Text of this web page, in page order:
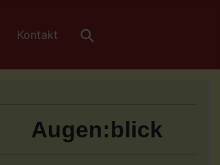
Kontakt
Augen:blick